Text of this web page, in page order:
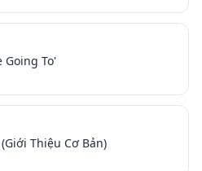
Going To'
Thiệu Cơ Bản)